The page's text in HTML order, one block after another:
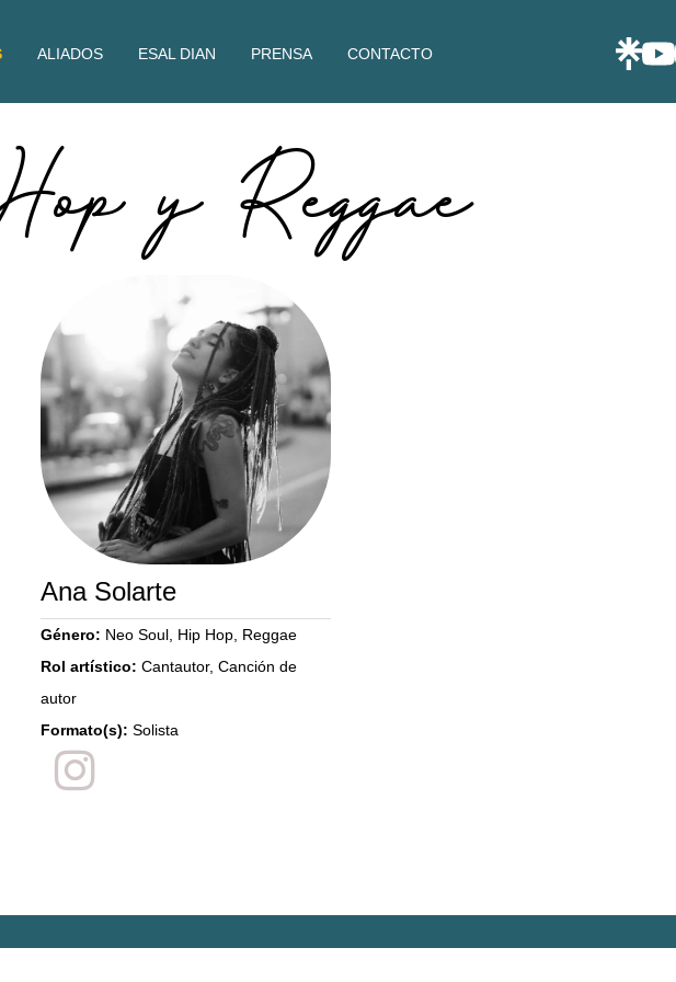
ALIADOS ESAL DIAN PRENSA CONTACTO
y Reggae
Ana Solarte
Género: Neo Soul, Hip Hop, Reggae
Rol artístico: Cantautor, Canción de
autor
Formato(s): Solista
